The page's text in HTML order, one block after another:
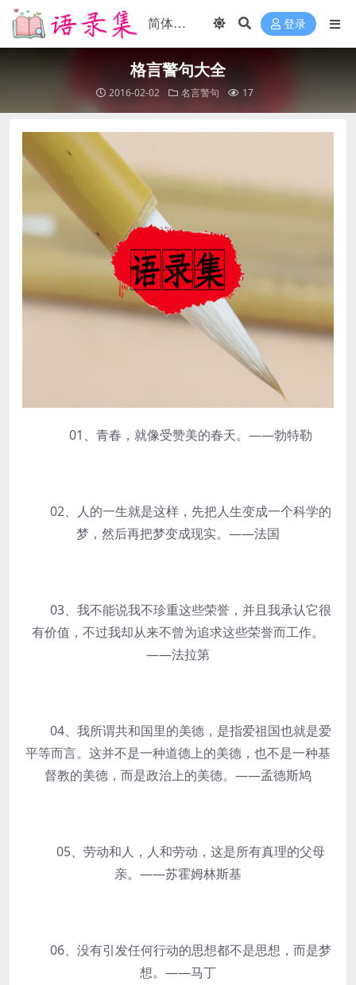
登录
格言警句大全
2016-02-02 名言警句 17
01、青春，就像受赞美的春天。——勃特勒
02、人的一生就是这样，先把人生变成一个科学的
梦，然后再把梦变成现实。——法国
03、我不能说我不珍重这些荣誉，并且我承认它很
有价值，不过我却从来不曾为追求这些荣誉而工作。
——法拉第
04、我所谓共和国里的美德，是指爱祖国也就是爱
平等而言。这并不是一种道德上的美德，也不是一种基
督教的美德，而是政治上的美德。——孟德斯鸠
05、劳动和人，人和劳动，这是所有真理的父母
亲。——苏霍姆林斯基
06、没有引发任何行动的思想都不是思想，而是梦
想。——马丁